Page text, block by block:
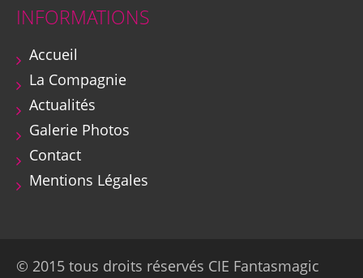
INFORMATIONS
Accueil
La Compagnie
Actualités
Galerie Photos
Contact
Mentions Légales
© 2015 tous droits réservés CIE Fantasmagic